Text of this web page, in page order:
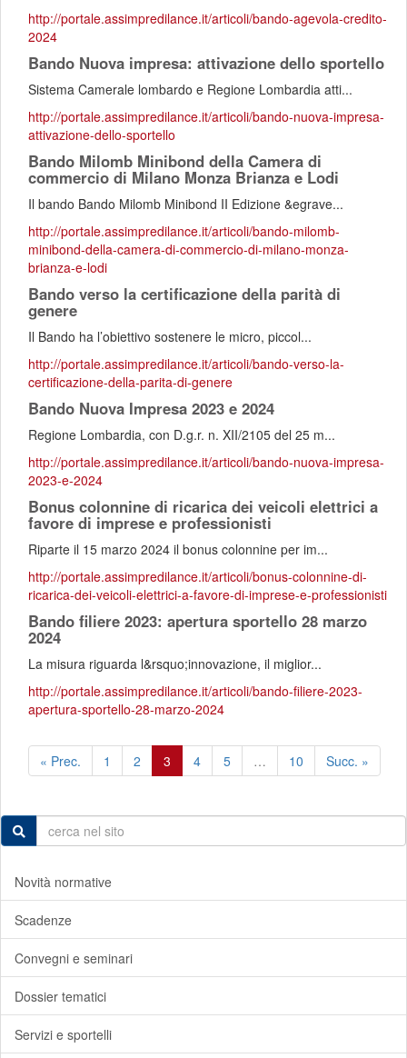
http://portale.assimpredilance.it/articoli/bando-agevola-credito-
2024
Bando Nuova impresa: attivazione dello sportello
Sistema Camerale lombardo e Regione Lombardia atti...
http://portale.assimpredilance.it/articoli/bando-nuova-impresa-
attivazione-dello-sportello
Bando Milomb Minibond della Camera di
commercio di Milano Monza Brianza e Lodi
Il bando Bando Milomb Minibond II Edizione &egrave...
http://portale.assimpredilance.it/articoli/bando-milomb-
minibond-della-camera-di-commercio-di-milano-monza-
brianza-e-lodi
Bando verso la certificazione della parità di
genere
Il Bando ha l’obiettivo sostenere le micro, piccol...
http://portale.assimpredilance.it/articoli/bando-verso-la-
certificazione-della-parita-di-genere
Bando Nuova Impresa 2023 e 2024
Regione Lombardia, con D.g.r. n. XII/2105 del 25 m...
http://portale.assimpredilance.it/articoli/bando-nuova-impresa-
2023-e-2024
Bonus colonnine di ricarica dei veicoli elettrici a
favore di imprese e professionisti
Riparte il 15 marzo 2024 il bonus colonnine per im...
http://portale.assimpredilance.it/articoli/bonus-colonnine-di-
ricarica-dei-veicoli-elettrici-a-favore-di-imprese-e-professionisti
Bando filiere 2023: apertura sportello 28 marzo
2024
La misura riguarda l&rsquo;innovazione, il miglior...
http://portale.assimpredilance.it/articoli/bando-filiere-2023-
apertura-sportello-28-marzo-2024
« Prec. 1 2 3 4 5 … 10 Succ. »
Novità normative
Scadenze
Convegni e seminari
Dossier tematici
Servizi e sportelli